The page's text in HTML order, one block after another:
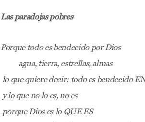
Las paradojas pobres
Porque todo es bendecido por Dios
agua, tierra, estrellas, almas
lo que quiere decir: todo es bendecido
y lo que no lo es, no es
porque Dios es lo QUE ES